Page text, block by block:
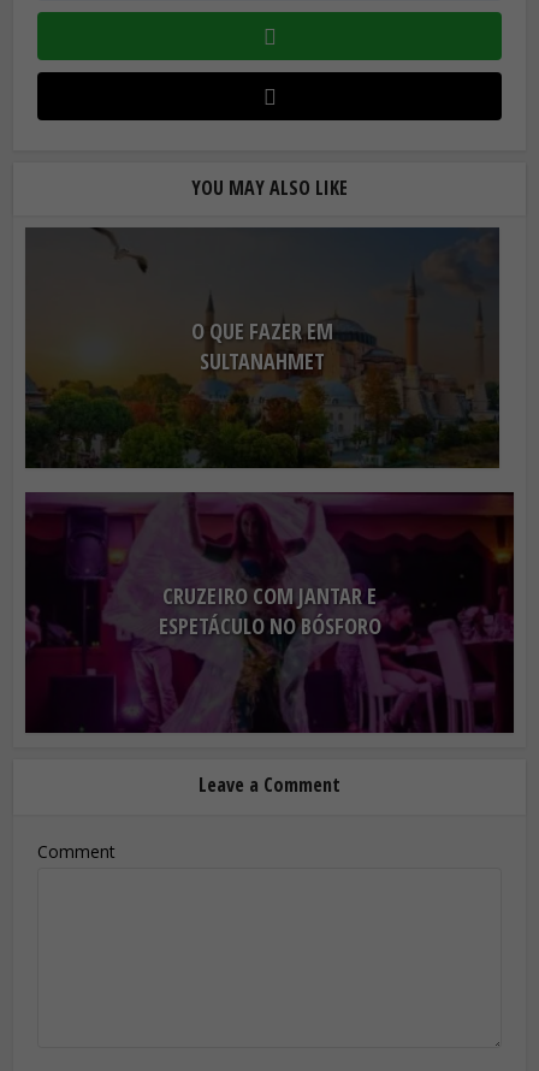
YOU MAY ALSO LIKE
O QUE FAZER EM
SULTANAHMET
CRUZEIRO COM JANTAR E
ESPETÁCULO NO BÓSFORO
Leave a Comment
Comment